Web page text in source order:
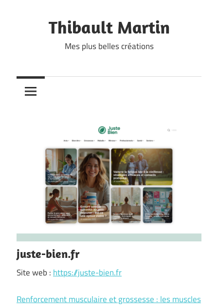
Thibault Martin
Mes plus belles créations
juste-bien.fr
Site web : https://juste-bien.fr
Renforcement musculaire et grossesse : les muscles